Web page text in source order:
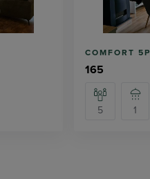
COMFORT 5P
165
5 1